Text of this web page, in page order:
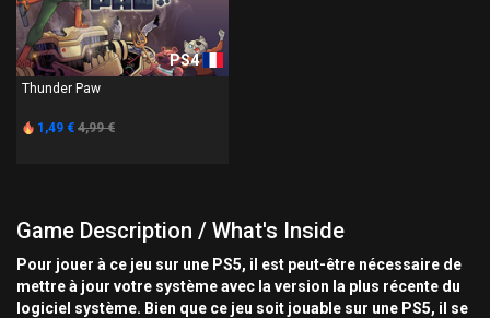
PS4
Thunder Paw
1,49 € 4,99 €
Game Description / What's Inside
Pour jouer à ce jeu sur une PS5, il est peut-être nécessaire de
mettre à jour votre système avec la version la plus récente du
logiciel système. Bien que ce jeu soit jouable sur une PS5, il se